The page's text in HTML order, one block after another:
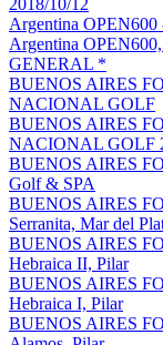
2018/10/12
Argentina OPEN600
Argentina
GENERAL *
BUENOS AIRES
NACIONAL GOLF
BUENOS AIRES
NACIONAL GOLF
BUENOS AIRES
Golf & SPA
BUENOS AIRES
Serranita, Mar del
BUENOS AIRES
Hebraica II, Pilar
BUENOS AIRES
Hebraica I, Pilar
BUENOS AIRES